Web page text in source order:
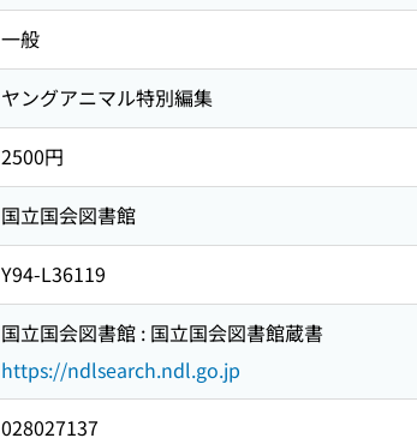
一般
ヤングアニマル特別編集
2500円
国立国会図書館
Y94-L36119
国立国会図書館 : 国立国会図書館蔵書
https://ndlsearch.ndl.go.jp
028027137